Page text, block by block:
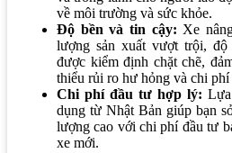
về môi trường và sức khỏe.
Độ bền và tin cậy: Xe
lượng sản xuất vượt trội,
được kiểm định chặt chẽ,
thiểu rủi ro hư hỏng và chi phí
Chi phí đầu tư hợp lý:
dụng từ Nhật Bản giúp bạn
lượng cao với chi phí đầu tư
xe mới.